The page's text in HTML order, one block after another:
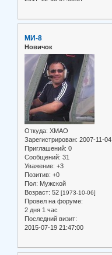
МИ-8
Новичок
Откуда: ХМАО
Зарегистрирован: 2007-11-04
Приглашений: 0
Сообщений: 31
Уважение: +3
Позитив: +0
Пол: Мужской
Возраст: 52 [1973-10-06]
Провел на форуме:
2 дня 1 час
Последний визит:
2015-07-19 21:47:00